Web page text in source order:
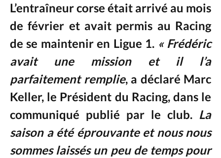
L’entraîneur corse était arrivé au mois
de février et avait permis au Racing
de se maintenir en Ligue 1. « Frédéric
avait une mission et il l’a
parfaitement remplie, a déclaré Marc
Keller, le Président du Racing, dans le
communiqué publié par le club. La
saison a été éprouvante et nous nous
sommes laissés un peu de temps pour